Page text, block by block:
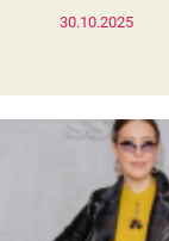
30.10.2025